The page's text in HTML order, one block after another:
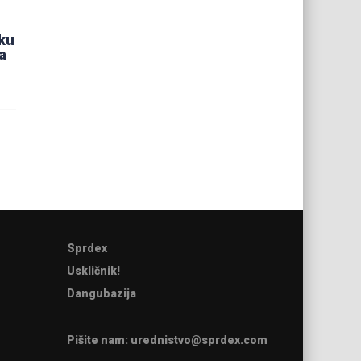
Sprdex
Uskličnik!
Dangubazija
Pišite nam: urednistvo@sprdex.com